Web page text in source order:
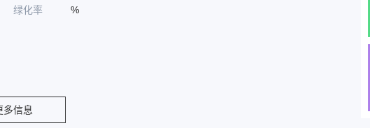
绿化率 %
多信息